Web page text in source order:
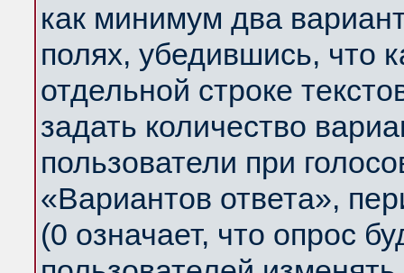
как минимум два
полях, убедившись, что
отдельной строке
задать количество
пользователи при
«Вариантов ответа»,
(0 означает, что опрос